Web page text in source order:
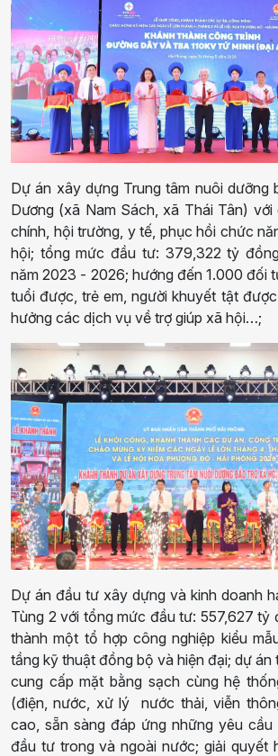
Dự án xây dựng Trung tâm nuôi dưỡng
Dương (xã Nam Sách, xã Thái Tân) với
chính, hội trường, y tế, phục hồi chức
hội; tổng mức đầu tư: 379 322 tỷ
năm2023 - 2026; hướng đến 1.000 đối
tuổi được, trẻ em, người khuyết tật được
hưởng các dịch vụ về trợ giúp xã hội…;
Dự án đầu tư xây dựng và kinh doanh
Tùng 2 với tổng mức đầu tư: 557,627 tỷ
thành một tổ hợp công nghiệp kiểu
tầng kỹ thuật đồng bộ và hiện đại; dự án
cung cấp mặt bằng sạch cùng hệ
(điện, nước, xử lý nước thải, viễn
cao, sẵn sàng đáp ứng những yêu
đầu tư trong và ngoài nước; giải quyết